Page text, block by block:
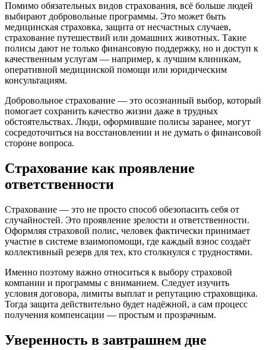
Помимо обязательных видов страхования, всё больше людей
выбирают добровольные программы. Это может быть
медицинская страховка, защита от несчастных случаев,
страхование путешествий или домашних животных. Такие
полисы дают не только финансовую поддержку, но и доступ к
качественным услугам — например, к лучшим клиникам,
оперативной медицинской помощи или юридическим
консультациям.
Добровольное страхование — это осознанный выбор, который
помогает сохранить качество жизни даже в трудных
обстоятельствах. Люди, оформившие полисы заранее, могут
сосредоточиться на восстановлении и не думать о финансовой
стороне вопроса.
Страхование как проявление
ответственности
Страхование — это не просто способ обезопасить себя от
случайностей. Это проявление зрелости и ответственности.
Оформляя страховой полис, человек фактически принимает
участие в системе взаимопомощи, где каждый взнос создаёт
коллективный резерв для тех, кто столкнулся с трудностями.
Именно поэтому важно относиться к выбору страховой
компании и программы с вниманием. Следует изучить
условия договора, лимиты выплат и репутацию страховщика.
Тогда защита действительно будет надёжной, а сам процесс
получения компенсации — простым и прозрачным.
Уверенность в завтрашнем дне